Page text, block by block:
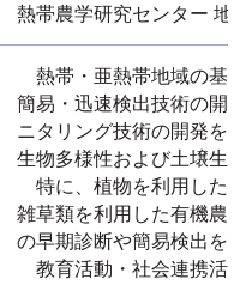
熱帯農学研究センター 地
熱帯・亜熱帯地域の基
簡易・迅速検出技術の開
ニタリング技術の開発を
生物多様性および土壌生
特に、植物を利用した
雑草類を利用した有機農
の早期診断や簡易検出
教育活動・社会連携活